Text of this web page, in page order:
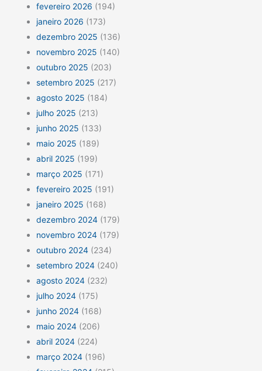
fevereiro 2026 (194)
janeiro 2026 (173)
dezembro 2025 (136)
novembro 2025 (140)
outubro 2025 (203)
setembro 2025 (217)
agosto 2025 (184)
julho 2025 (213)
junho 2025 (133)
maio 2025 (189)
abril 2025 (199)
março 2025 (171)
fevereiro 2025 (191)
janeiro 2025 (168)
dezembro 2024 (179)
novembro 2024 (179)
outubro 2024 (234)
setembro 2024 (240)
agosto 2024 (232)
julho 2024 (175)
junho 2024 (168)
maio 2024 (206)
abril 2024 (224)
março 2024 (196)